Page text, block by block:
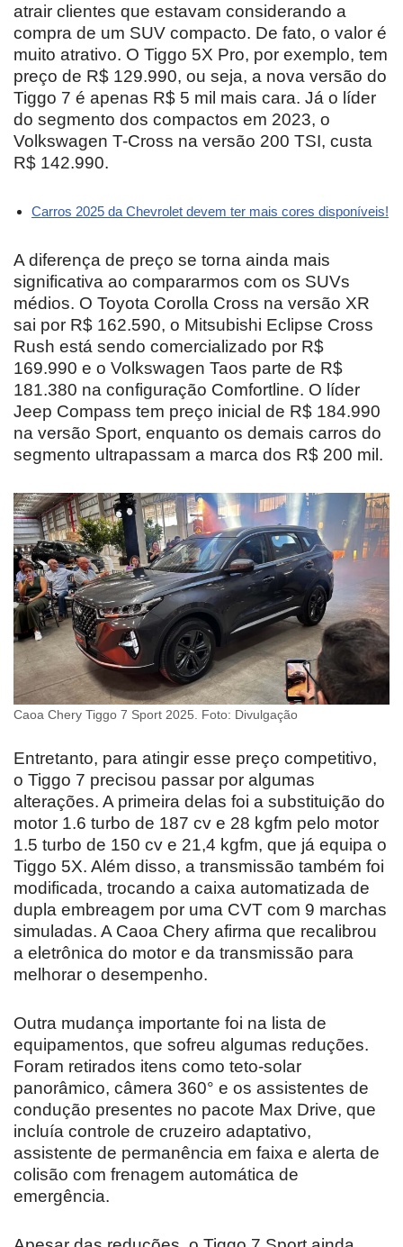
atrair clientes que estavam considerando a
compra de um SUV compacto. De fato, o valor é
muito atrativo. O Tiggo 5X Pro, por exemplo, tem
preço de R$ 129.990, ou seja, a nova versão do
Tiggo 7 é apenas R$ 5 mil mais cara. Já o líder
do segmento dos compactos em 2023, o
Volkswagen T-Cross na versão 200 TSI, custa
R$ 142.990.
Carros 2025 da Chevrolet devem ter mais cores disponíveis!
A diferença de preço se torna ainda mais
significativa ao compararmos com os SUVs
médios. O Toyota Corolla Cross na versão XR
sai por R$ 162.590, o Mitsubishi Eclipse Cross
Rush está sendo comercializado por R$
169.990 e o Volkswagen Taos parte de R$
181.380 na configuração Comfortline. O líder
Jeep Compass tem preço inicial de R$ 184.990
na versão Sport, enquanto os demais carros do
segmento ultrapassam a marca dos R$ 200 mil.
Caoa Chery Tiggo 7 Sport 2025. Foto: Divulgação
Entretanto, para atingir esse preço competitivo,
o Tiggo 7 precisou passar por algumas
alterações. A primeira delas foi a substituição do
motor 1.6 turbo de 187 cv e 28 kgfm pelo motor
1.5 turbo de 150 cv e 21,4 kgfm, que já equipa o
Tiggo 5X. Além disso, a transmissão também foi
modificada, trocando a caixa automatizada de
dupla embreagem por uma CVT com 9 marchas
simuladas. A Caoa Chery afirma que recalibrou
a eletrônica do motor e da transmissão para
melhorar o desempenho.
Outra mudança importante foi na lista de
equipamentos, que sofreu algumas reduções.
Foram retirados itens como teto-solar
panorâmico, câmera 360° e os assistentes de
condução presentes no pacote Max Drive, que
incluía controle de cruzeiro adaptativo,
assistente de permanência em faixa e alerta de
colisão com frenagem automática de
emergência.